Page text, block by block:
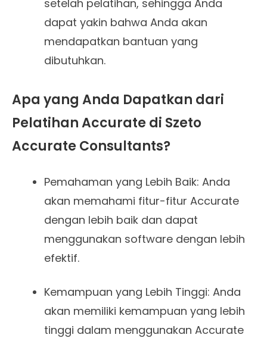
setelah pelatihan, sehingga Anda
dapat yakin bahwa Anda akan
mendapatkan bantuan yang
dibutuhkan.
Apa yang Anda Dapatkan dari
Pelatihan Accurate di Szeto
Accurate Consultants?
Pemahaman yang Lebih Baik: Anda
akan memahami fitur-fitur Accurate
dengan lebih baik dan dapat
menggunakan software dengan lebih
efektif.
Kemampuan yang Lebih Tinggi: Anda
akan memiliki kemampuan yang lebih
tinggi dalam menggunakan Accurate